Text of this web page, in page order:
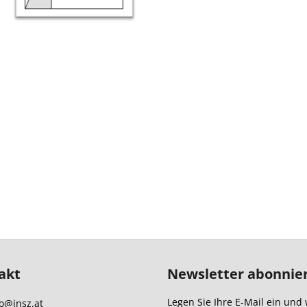
@insz.at
Newsletter
Legen Sie Ihre E-Mail ein und